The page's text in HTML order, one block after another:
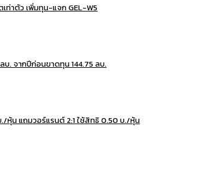
เท่าตัว เพิ่มทุน-แจก GEL-W5
บ. จากปีก่อนขาดทุน 144.75 ลบ.
./หุ้น แถมวอร์แรนต์ 2:1 ใช้สิทธิ 0.50 บ./หุ้น